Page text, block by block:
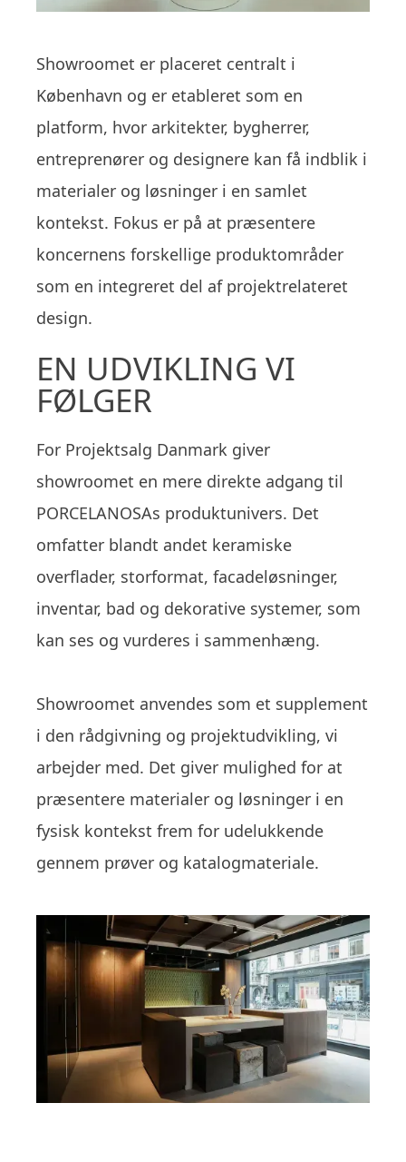
Showroomet er placeret centralt i
København og er etableret som en
platform, hvor arkitekter, bygherrer,
entreprenører og designere kan få indblik i
materialer og løsninger i en samlet
kontekst. Fokus er på at præsentere
koncernens forskellige produktområder
som en integreret del af projektrelateret
design.
EN UDVIKLING VI
FØLGER
For Projektsalg Danmark giver
showroomet en mere direkte adgang til
PORCELANOSAs produktunivers. Det
omfatter blandt andet keramiske
overflader, storformat, facadeløsninger,
inventar, bad og dekorative systemer, som
kan ses og vurderes i sammenhæng.
Showroomet anvendes som et supplement
i den rådgivning og projektudvikling, vi
arbejder med. Det giver mulighed for at
præsentere materialer og løsninger i en
fysisk kontekst frem for udelukkende
gennem prøver og katalogmateriale.